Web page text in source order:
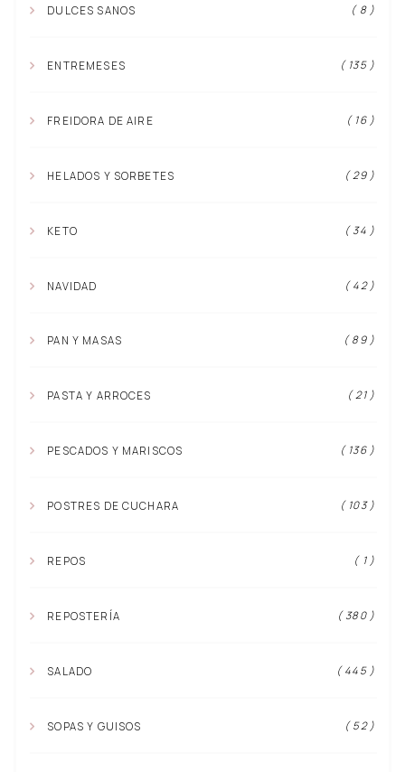
DULCES SANOS ( 8 )
ENTREMESES ( 135 )
FREIDORA DE AIRE ( 16 )
HELADOS Y SORBETES ( 29 )
KETO ( 34 )
NAVIDAD ( 42 )
PAN Y MASAS ( 89 )
PASTA Y ARROCES ( 21 )
PESCADOS Y MARISCOS ( 136 )
POSTRES DE CUCHARA ( 103 )
REPOS ( 1 )
REPOSTERÍA ( 380 )
SALADO ( 445 )
SOPAS Y GUISOS ( 52 )